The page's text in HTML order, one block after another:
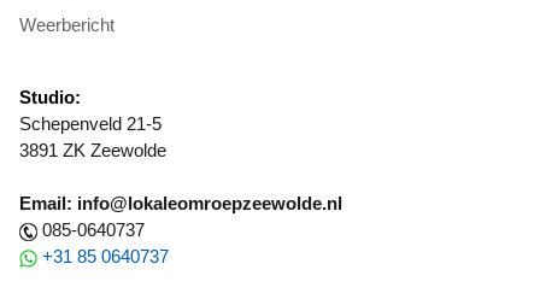
Weerbericht
Studio:
Schepenveld 21-5
3891 ZK Zeewolde
Email: info@lokaleomroepzeewolde.nl
085-0640737
+31 85 0640737